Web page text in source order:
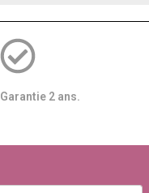
Garantie 2 ans.